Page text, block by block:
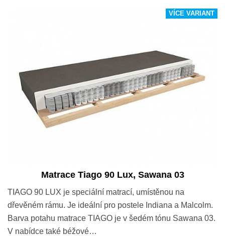
VÍCE VARIANT
Matrace Tiago 90 Lux, Sawana 03
TIAGO 90 LUX je speciální matrací, umístěnou na
dřevěném rámu. Je ideální pro postele Indiana a Malcolm.
Barva potahu matrace TIAGO je v šedém tónu Sawana 03.
V nabídce také béžové…